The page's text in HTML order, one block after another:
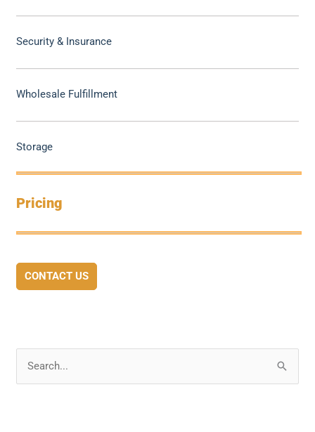
Security & Insurance
Wholesale Fulfillment
Storage
Pricing
CONTACT US